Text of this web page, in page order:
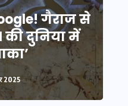
गैराज से
दुनिया में
2025